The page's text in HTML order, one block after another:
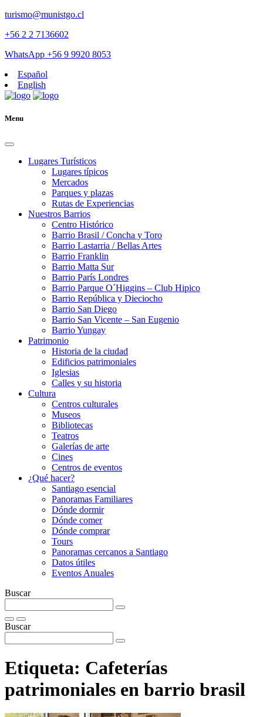
turismo@munistgo.cl
+56 2 2 7136602
WhatsApp +56 9 9920 8053
Español
English
Menu
Lugares Turísticos
Lugares tí­picos
Mercados
Parques y plazas
Rutas de Experiencias
Nuestros Barrios
Centro Histórico
Barrio Brasil / Concha y Toro
Barrio Lastarria / Bellas Artes
Barrio Franklin
Barrio Matta Sur
Barrio Parí­s Londres
Barrio Parque O´Higgins – Club Hipico
Barrio República y Dieciocho
Barrio San Diego
Barrio San Vicente – San Eugenio
Barrio Yungay
Patrimonio
Historia de la ciudad
Edificios patrimoniales
Iglesias
Calles y su historia
Cultura
Centros culturales
Museos
Bibliotecas
Teatros
Galerí­as de arte
Cines
Centros de eventos
¿Qué hacer?
Santiago esencial
Panoramas Familiares
Dónde dormir
Dónde comer
Dónde comprar
Tours
Panoramas cercanos a Santiago
Datos útiles
Eventos Anuales
Buscar
Buscar
Etiqueta: Cafeterías
patrimoniales en barrio brasil